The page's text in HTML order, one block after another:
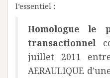
l’essentiel :
Homologue le
transactionnel
juillet 2011
AERAULIQUE